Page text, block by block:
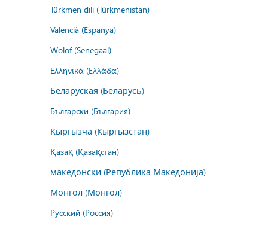
Türkmen dili (Türkmenistan)
Valencià (Espanya)
Wolof (Senegaal)
Ελληνικά (Ελλάδα)
Беларуская (Беларусь)
Български (България)
Кыргызча (Кыргызстан)
Қазақ (Қазақстан)
македонски (Република Македонија)
Монгол (Монгол)
Русский (Россия)